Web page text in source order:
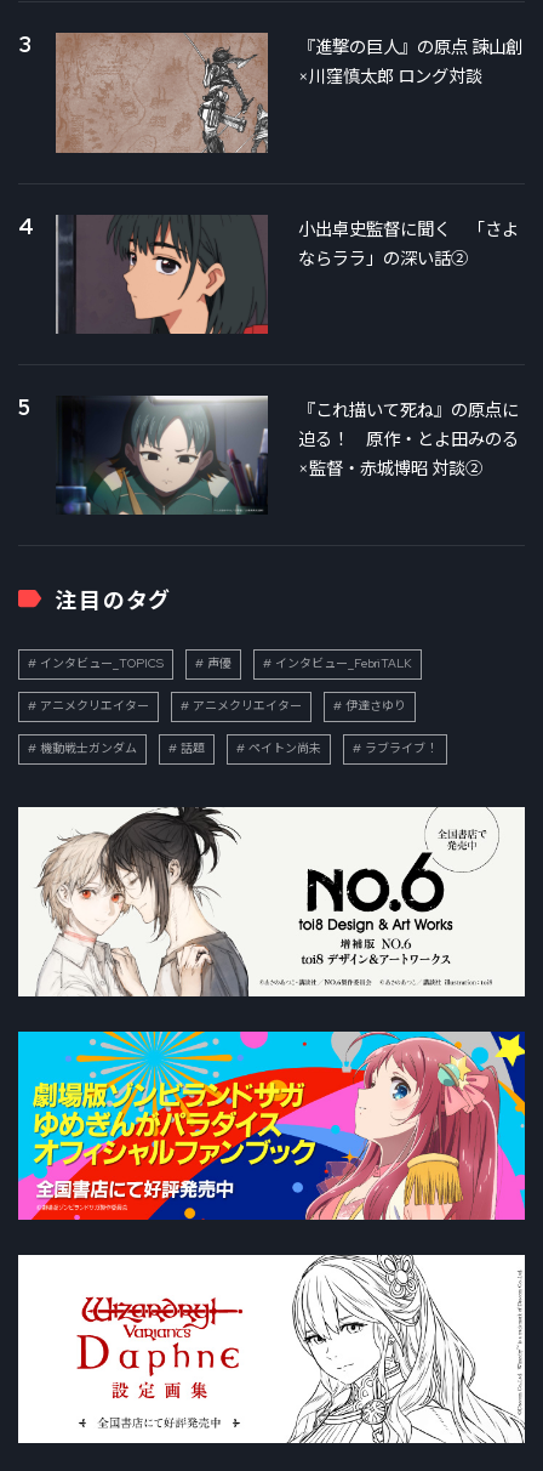
3
『進撃の巨人』の原点 諫山創
×川窪慎太郎 ロング対談
4
小出卓史監督に聞く 「さよ
ならララ」の深い話②
5
『これ描いて死ね』の原点に
迫る！ 原作・とよ田みのる
×監督・赤城博昭 対談②
注目のタグ
インタビュー_TOPICS 声優 インタビュー_FebriTALK
アニメクリエイター アニメクリエイター 伊達さゆり
機動戦士ガンダム 話題 ペイトン尚未 ラブライブ！